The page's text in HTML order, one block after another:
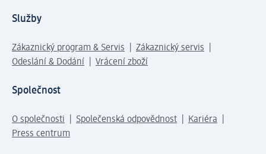
Služby
Zákaznický program & Servis
Zákaznický servis
Odeslání & Dodání
Vrácení zboží
Společnost
O společnosti Společenská odpovědnost
Kariéra
Press centrum